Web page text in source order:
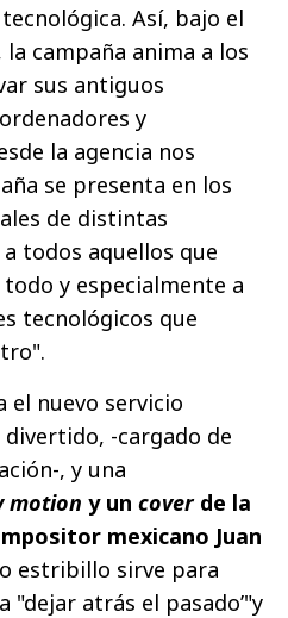
Así, bajo el
campaña anima a los
sus antiguos
y
la agencia nos
se presenta en los
de distintas
todos aquellos que
y especialmente a
tecnológicos que
el nuevo servicio
-cargado de
, y una
motion y un coverde la
mexicano Juan
estribillo sirve para
"dejar atrás el pasado’"y